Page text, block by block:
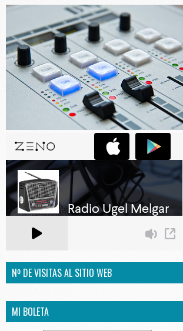
Nº DE VISITAS AL SITIO WEB
MI BOLETA